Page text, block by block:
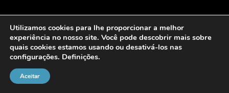
2026 - Personalcob - CNPJ: 12.837.042/0001-60- Todos direitos
Utilizamos cookies para lhe proporcionar a melhor
experiência no nosso site. Você pode descobrir mais sobre
quais cookies estamos usando ou desativá-los nas
configurações. Definições.
Aceitar